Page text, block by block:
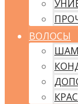
ВОЛОСЫ